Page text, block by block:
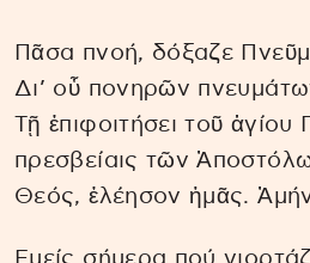
Πᾶσα πνοή, δόξαζε
Δι’ οὗ πονηρῶν
Τῇ ἐπιφοιτήσει τοῦ ἁγίου
πρεσβείαις τῶν
Θεός, ἐλέησον ἡμᾶς.